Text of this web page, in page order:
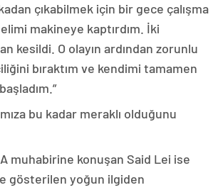
çıkabilmek için bir gece çalışma
makineye kaptırdım. İki
kesildi. O olayın ardından zorunlu
bıraktım ve kendimi tamamen
bu kadar meraklı olduğunu
muhabirine konuşan Said Lei ise
gösterilen yoğun ilgiden